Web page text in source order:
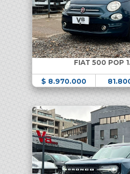
FIAT 500 POP
$ 8.970.000